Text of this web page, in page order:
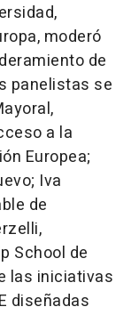
moderó
de
panelistas se
,
a la
Europea;
Iva
de
,
School de
las iniciativas
diseñadas